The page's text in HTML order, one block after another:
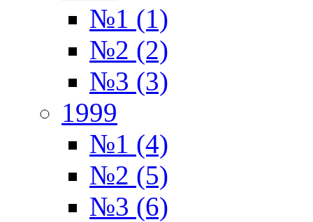
№1 (1)
№2 (2)
№3 (3)
1999
№1 (4)
№2 (5)
№3 (6)